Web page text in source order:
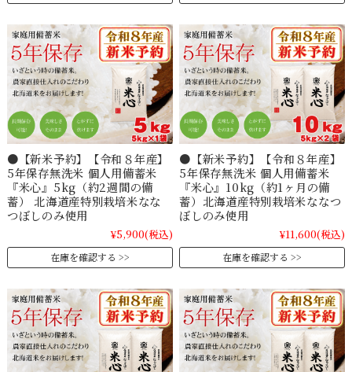
●【新米予約】【令和８年産】
5年保存無洗米 個人用備蓄米
『米心』5kg（約2週間の備
蓄） 北海道産特別栽培米なな
つぼしのみ使用
¥5,900(税込)
在庫を確認する
●【新米予約】【令和８年産】
5年保存無洗米 個人用備蓄米
『米心』10kg（約1ヶ月の備
蓄）北海道産特別栽培米ななつ
ぼしのみ使用
¥11,600(税込)
在庫を確認する